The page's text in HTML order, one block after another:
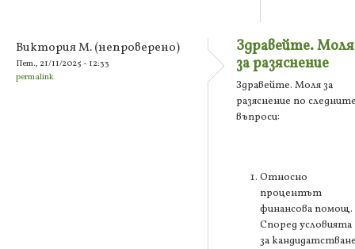
Виктория М. (непроверено)
Пет., 21/11/2025 - 12:33
permalink
Здравейте. Моля
за разяснение
Здравейте. Моля за
разяснение по
въпроси:
Относно
процентът
финансова помощ.
Според условията
за